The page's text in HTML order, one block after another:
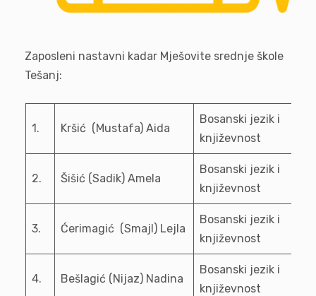
Zaposleni nastavni kadar Mješovite srednje škole
Tešanj:
1. Kršić (Mustafa) Aida
Bosanski jezik i
književnost
2. Šišić (Sadik) Amela
Bosanski jezik i
književnost
3. Ćerimagić (Smajl) Lejla
Bosanski jezik i
književnost
4. Bešlagić (Nijaz) Nadina
Bosanski jezik i
književnost